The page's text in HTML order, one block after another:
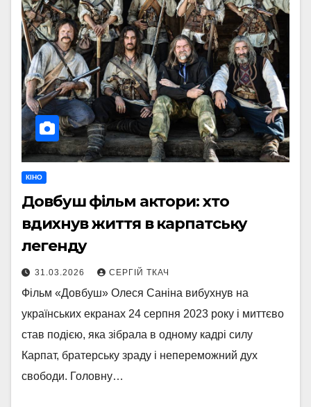
КІНО
Довбуш фільм актори: хто
вдихнув життя в карпатську
легенду
31.03.2026 СЕРГІЙ ТКАЧ
Фільм «Довбуш» Олеся Саніна вибухнув на
українських екранах 24 серпня 2023 року і миттєво
став подією, яка зібрала в одному кадрі силу
Карпат, братерську зраду і непереможний дух
свободи. Головну…